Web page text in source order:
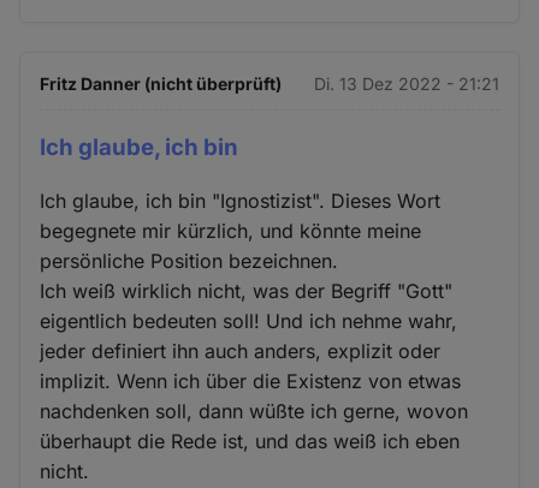
Fritz Danner (nicht überprüft) Di. 13 Dez 2022 - 21:21
Ich glaube, ich bin
Ich glaube, ich bin "Ignostizist". Dieses Wort
begegnete mir kürzlich, und könnte meine
persönliche Position bezeichnen.
Ich weiß wirklich nicht, was der Begriff "Gott"
eigentlich bedeuten soll! Und ich nehme wahr,
jeder definiert ihn auch anders, explizit oder
implizit. Wenn ich über die Existenz von etwas
nachdenken soll, dann wüßte ich gerne, wovon
überhaupt die Rede ist, und das weiß ich eben
nicht.